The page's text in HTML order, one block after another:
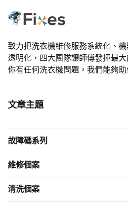
致力把洗衣機維修服務系統化、
透明化，四大團隊讓師傅發揮最
你有任何洗衣機問題，我們能夠
文章主題
故障碼系列
維修個案
清洗個案